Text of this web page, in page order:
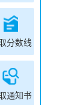
分数线
通知书